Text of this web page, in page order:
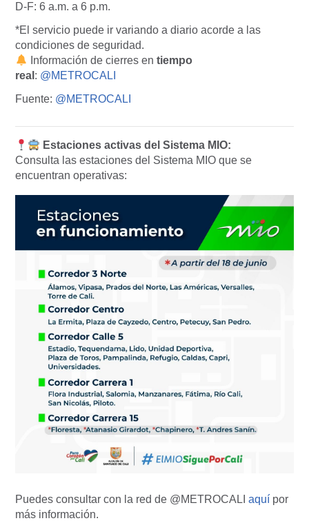
D-F: 6 a.m. a 6 p.m.
*El servicio puede ir variando a diario acorde a las
condiciones de seguridad.
Información de cierres entiempo
real : @METROCALI
Fuente: @METROCALI
Estaciones activas del Sistema MIO:
Consulta las estaciones del Sistema MIO que se
encuentran operativas:
Puedes consultar con la red de @METROCALI aquí por
más información.